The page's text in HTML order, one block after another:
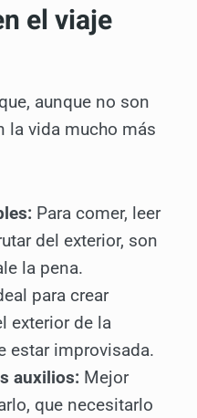
el viaje
aunque no son
la vida mucho más
Para comer, leer
del exterior, son
la pena.
para crear
exterior de la
estar improvisada.
auxilios: Mejor
que necesitarlo